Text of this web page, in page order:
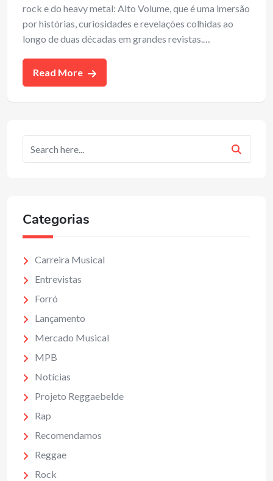
rock e do heavy metal: Alto Volume, que é uma imersão
por histórias, curiosidades e revelações colhidas ao
longo de duas décadas em grandes revistas.…
Read More
Categorias
Carreira Musical
Entrevistas
Forró
Lançamento
Mercado Musical
MPB
Notícias
Projeto Reggaebelde
Rap
Recomendamos
Reggae
Rock